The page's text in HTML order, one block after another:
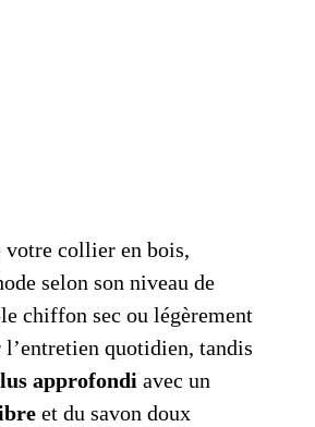
votre collier en bois,
selon son niveau de
chiffon sec ou légèrement
quotidien, tandis
approfondi avec un
et du savon doux